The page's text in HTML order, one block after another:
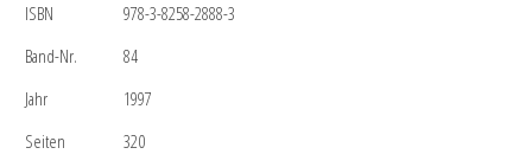
ISBN
978-3-8258-2888-3
Band-Nr.
84
Jahr
1997
Seiten
320